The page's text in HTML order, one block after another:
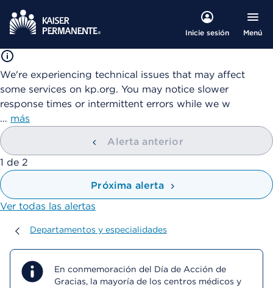
Inicie sesión Menú
We're experiencing technical issues that may affect
some services on kp.org. You may notice slower
response times or intermittent errors while we w
… más
Alerta anterior
mostrando
1 de 2
Próxima alerta
Ver todas las alertas
Departamentos y especialidades
Departamentos y especialidades
En conmemoración del Día de Acción de
Gracias, la mayoría de los centros médicos y